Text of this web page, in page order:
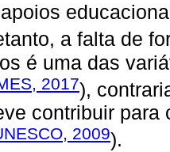
a falta de
é uma das
2017),
contribuir
2009).